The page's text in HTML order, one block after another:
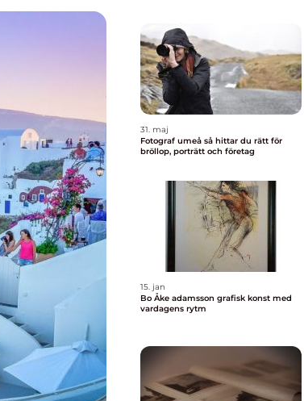
31. maj
Fotograf umeå så hittar du rätt för
bröllop, porträtt och företag
15. jan
Bo Åke adamsson grafisk konst med
vardagens rytm